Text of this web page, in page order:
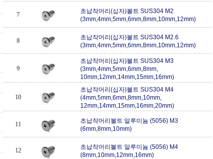
7
초납작머리(십자)볼트 SUS304 M2
(3mm,4mm,5mm,6mm,8mm,10mm,12mm)
8
초납작머리(십자)볼트 SUS304 M2.6
(3mm,4mm,5mm,6mm,8mm,10mm,12mm)
9
초납작머리(십자)볼트 SUS304 M3
(3mm,4mm,5mm,6mm,8mm,
10mm,12mm,14mm,15mm,16mm)
10
초납작머리(십자)볼트 SUS304 M4
(4mm,5mm,6mm,8mm,10mm,
12mm,14mm,15mm,16mm,20mm)
11
초납작머리볼트 알루미늄 (5056) M3
(6mm,8mm,10mm)
12
초납작머리볼트 알루미늄 (5056) M4
(8mm,10mm,12mm,16mm)